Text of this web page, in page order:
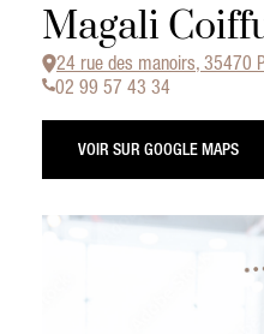
Magali
24 rue des manoirs, 35470
02 99 57 43 34
VOIR SUR GOOGLE MAPS